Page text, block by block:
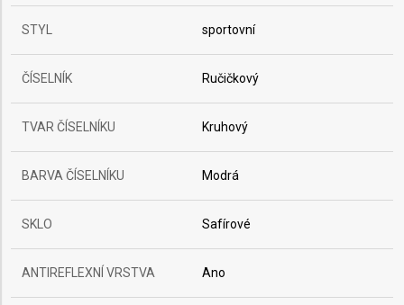
STYL sportovní
ČÍSELNÍK Ručičkový
TVAR ČÍSELNÍKU Kruhový
BARVA ČÍSELNÍKU Modrá
SKLO Safírové
ANTIREFLEXNÍ VRSTVA Ano